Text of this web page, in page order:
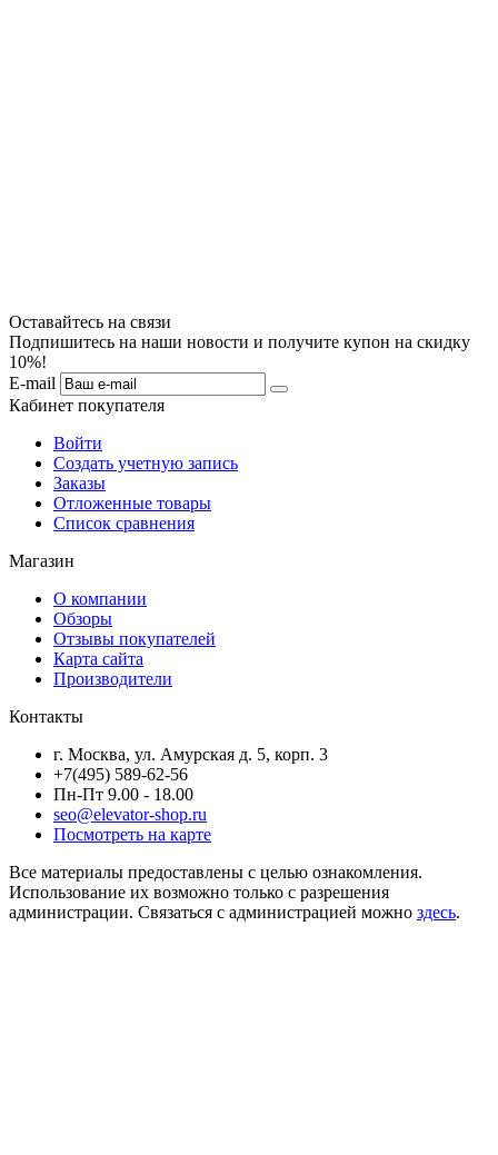
Оставайтесь на связи
Подпишитесь на наши новости и получите купон на скидку
10%!
E-mail
Кабинет покупателя
Войти
Создать учетную запись
Заказы
Отложенные товары
Список сравнения
Магазин
О компании
Обзоры
Отзывы покупателей
Карта сайта
Производители
Контакты
г. Москва, ул. Амурская д. 5, корп. 3
+7(495) 589-62-56
Пн-Пт 9.00 - 18.00
seo@elevator-shop.ru
Посмотреть на карте
Все материалы предоставлены с целью ознакомления.
Использование их возможно только с разрешения
администрации. Связаться с администрацией можно здесь.